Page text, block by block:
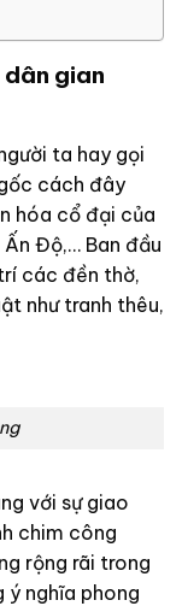
gian
ta hay gọi
cách đây
hóa cổ đại của
Ấn Độ,… Ban đầu
các đền thờ,
như tranh thêu,
với sự giao
chim công
rộng rãi trong
ý nghĩa phong